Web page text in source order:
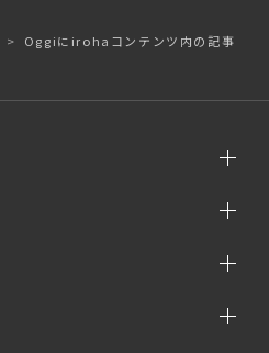
Oggiにirohaコンテンツ内の記事